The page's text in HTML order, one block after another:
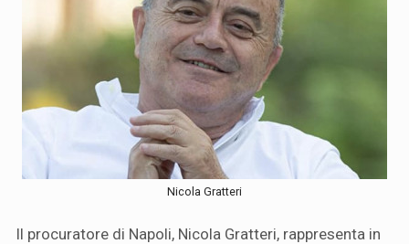
Nicola Gratteri
Il procuratore di Napoli, Nicola Gratteri, rappresenta in